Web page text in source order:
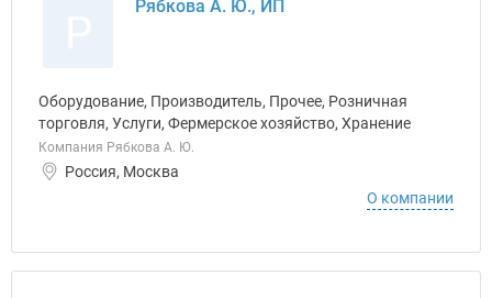
Рябкова А. Ю., ИП
Оборудование, Производитель, Прочее, Розничная
торговля, Услуги, Фермерское хозяйство, Хранение
Компания Рябкова А. Ю.
Россия, Москва
О компании